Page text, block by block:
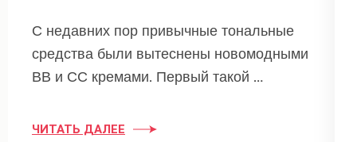
С недавних пор привычные тональные
средства были вытеснены новомодными
ВВ и СС кремами. Первый такой …
ЧИТАТЬ ДАЛЕЕ